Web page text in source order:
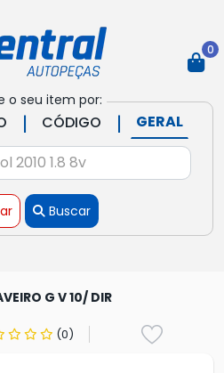
o seu item por:
| CÓDIGO | GERAL
Buscar
0
G V 10/ DIR
(0)